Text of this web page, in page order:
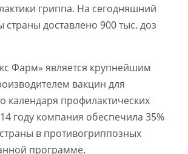
гриппа. На сегодняшний
страны доставлено 900 тыс. доз
Фарм» является крупнейшим
вакцин для
календаря профилактических
году компания обеспечила 35%
в противогриппозных
программе.